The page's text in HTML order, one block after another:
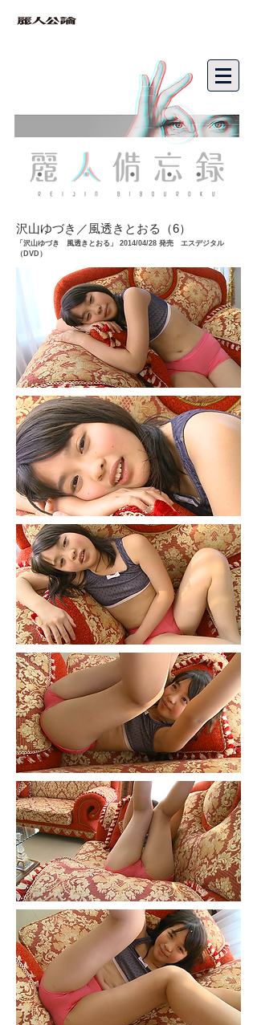
沢山ゆづき／風透きとおる（6）
「沢山ゆづき 風透きとおる」 2014/04/28 発売 エスデジタル
（DVD）